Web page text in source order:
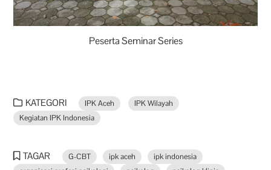
Peserta Seminar Series
KATEGORI IPK Aceh
IPK Wilayah
Kegiatan IPK Indonesia
TAGAR G-CBT ipk aceh
ipk indonesia